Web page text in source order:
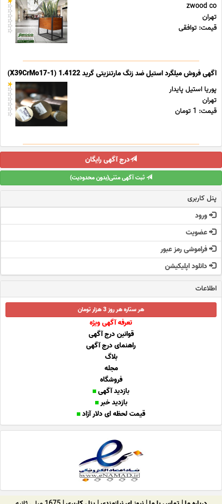
zwood co
تهران
قیمت: توافقی
آگهی فروش میلگرد استیل ضد زنگ مارتنزیتی گرید 1.4122 (X39CrMo17-1)
پوریا استیل پایدار
تهران
قیمت: 1 تومان
درج آگهی رایگان
ثبت آگهی متنی(بدون محدودیت)
پنل کاربری
ورود
عضویت
فراموشی رمز عبور
دانلود اپلیکیشن
اطلاعات
هر ستاره هر روز 3 هزار تومان
تعرفه آگهی ویژه
قوانین درج آگهی
راهنمای درج آگهی
بلاگ
مجله
فروشگاه
بازدید آگهی
بازدید خبر
قیمت لحظه ای دلار آزاد